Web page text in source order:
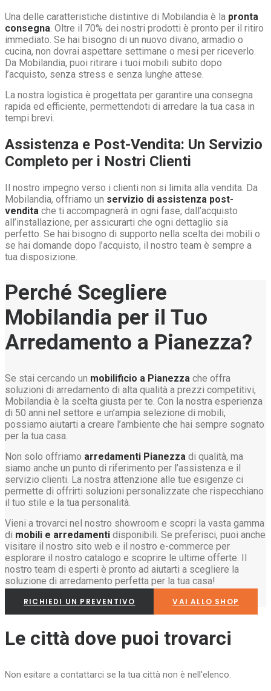
Una delle caratteristiche distintive di Mobilandia è la pronta
consegna. Oltre il 70% dei nostri prodotti è pronto per il ritiro
immediato. Se hai bisogno di un nuovo divano, armadio o
cucina, non dovrai aspettare settimane o mesi per riceverlo.
Da Mobilandia, puoi ritirare i tuoi mobili subito dopo
l’acquisto, senza stress e senza lunghe attese.
La nostra logistica è progettata per garantire una consegna
rapida ed efficiente, permettendoti di arredare la tua casa in
tempi brevi.
Assistenza e Post-Vendita: Un Servizio
Completo per i Nostri Clienti
Il nostro impegno verso i clienti non si limita alla vendita. Da
Mobilandia, offriamo un servizio di assistenza post-
vendita che ti accompagnerà in ogni fase, dall’acquisto
all’installazione, per assicurarti che ogni dettaglio sia
perfetto. Se hai bisogno di supporto nella scelta dei mobili o
se hai domande dopo l’acquisto, il nostro team è sempre a
tua disposizione.
Perché Scegliere
Mobilandia per il Tuo
Arredamento a Pianezza?
Se stai cercando un mobilificio a Pianezza che offra
soluzioni di arredamento di alta qualità a prezzi competitivi,
Mobilandia è la scelta giusta per te. Con la nostra esperienza
di 50 anni nel settore e un’ampia selezione di mobili,
possiamo aiutarti a creare l’ambiente che hai sempre sognato
per la tua casa.
Non solo offriamo arredamenti Pianezza di qualità, ma
siamo anche un punto di riferimento per l’assistenza e il
servizio clienti. La nostra attenzione alle tue esigenze ci
permette di offrirti soluzioni personalizzate che rispecchiano
il tuo stile e la tua personalità.
Vieni a trovarci nel nostro showroom e scopri la vasta gamma
di mobili e arredamenti disponibili. Se preferisci, puoi anche
visitare il nostro sito web e il nostro e-commerce per
esplorare il nostro catalogo e scoprire le ultime offerte. Il
nostro team di esperti è pronto ad aiutarti a scegliere la
soluzione di arredamento perfetta per la tua casa!
RICHIEDI UN PREVENTIVO VAI ALLO SHOP
Le città dove puoi trovarci
Non esitare a contattarci se la tua città non è nell'elenco.